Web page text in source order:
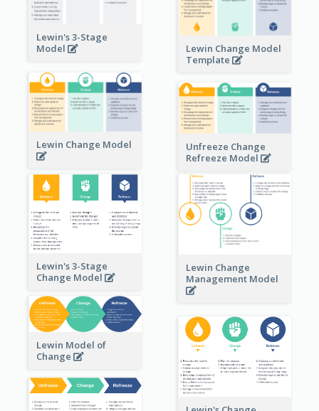
Lewin's 3-Stage
Model
Lewin Change Model
Template
Lewin Change Model
Unfreeze Change
Refreeze Model
Lewin's 3-Stage
Change Model
Lewin Change
Management Model
Lewin Model of
Change